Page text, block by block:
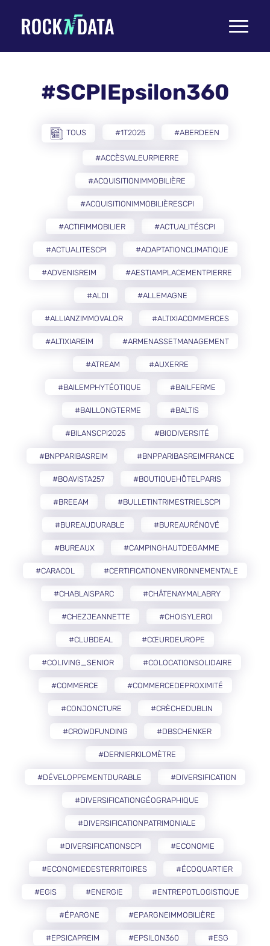
Toggle
#SCPIEpsilon360
TOUS #1T2025 #ABERDEEN
#ACCÈSVALEURPIERRE
#ACQUISITIONIMMOBILIÈRE
#ACQUISITIONIMMOBILIÈRESCPI
#ACTIFIMMOBILIER #ACTUALITÉSCPI
#ACTUALITESCPI #ADAPTATIONCLIMATIQUE
#ADVENISREIM #AESTIAMPLACEMENTPIERRE
#ALDI #ALLEMAGNE
#ALLIANZIMMOVALOR #ALTIXIACOMMERCES
#ALTIXIAREIM #ARMENASSETMANAGEMENT
#ATREAM #AUXERRE
#BAILEMPHYTÉOTIQUE #BAILFERME
#BAILLONGTERME #BALTIS
#BILANSCPI2025 #BIODIVERSITÉ
#BNPPARIBASREIM #BNPPARIBASREIMFRANCE
#BOAVISTA257 #BOUTIQUEHÔTELPARIS
#BREEAM #BULLETINTRIMESTRIELSCPI
#BUREAUDURABLE #BUREAURÉNOVÉ
#BUREAUX #CAMPINGHAUTDEGAMME
#CARACOL #CERTIFICATIONENVIRONNEMENTALE
#CHABLAISPARC #CHÂTENAYMALABRY
#CHEZJEANNETTE #CHOISYLEROI
#CLUBDEAL #CŒURDEUROPE
#COLIVING_SENIOR #COLOCATIONSOLIDAIRE
#COMMERCE #COMMERCEDEPROXIMITÉ
#CONJONCTURE #CRÈCHEDUBLIN
#CROWDFUNDING #DBSCHENKER
#DERNIERKILOMÈTRE
#DÉVELOPPEMENTDURABLE #DIVERSIFICATION
#DIVERSIFICATIONGÉOGRAPHIQUE
#DIVERSIFICATIONPATRIMONIALE
#DIVERSIFICATIONSCPI #ECONOMIE
#ECONOMIEDESTERRITOIRES #ÉCOQUARTIER
#EGIS #ENERGIE #ENTREPOTLOGISTIQUE
#ÉPARGNE #EPARGNEIMMOBILIÈRE
#EPSICAPREIM #EPSILON360 #ESG